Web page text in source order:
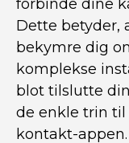
forbinde dine
Dette betyder,
bekymre dig
komplekse
blot tilslutte
de enkle trin
kontakt-appen.